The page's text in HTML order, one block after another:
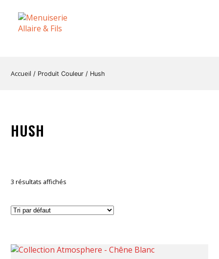
Accueil / Produit Couleur / Hush
HUSH
3 résultats affichés